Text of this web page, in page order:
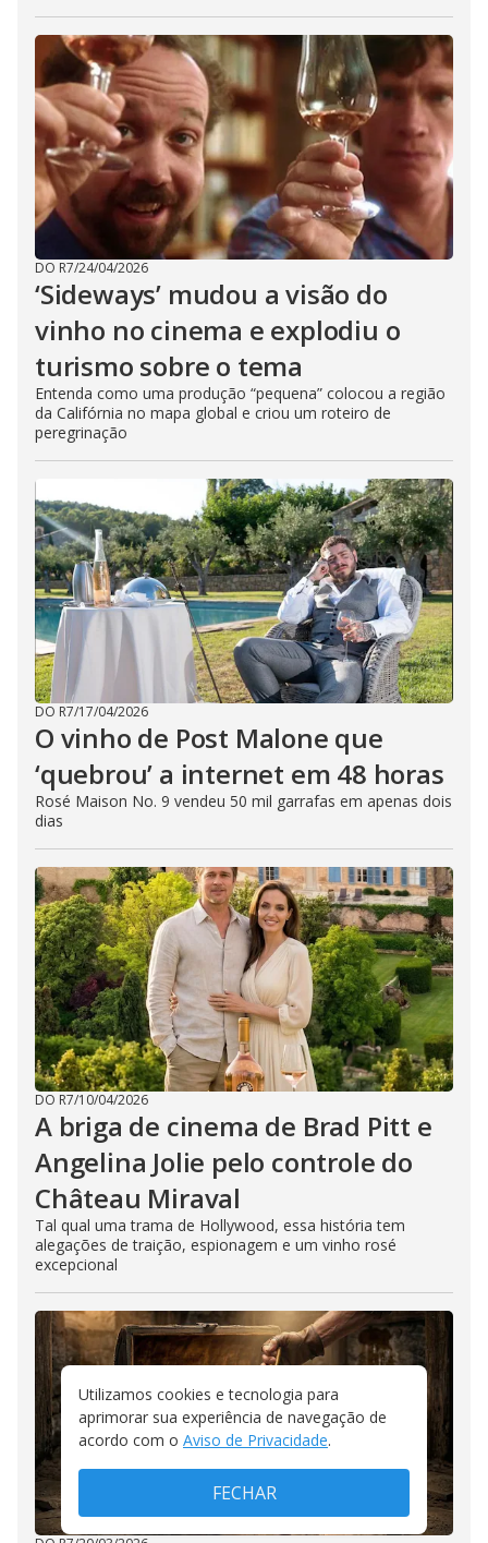
DO R7/24/04/2026
‘Sideways’ mudou a visão do
vinho no cinema e explodiu o
turismo sobre o tema
Entenda como uma produção “pequena” colocou a região
da Califórnia no mapa global e criou um roteiro de
peregrinação
DO R7/17/04/2026
O vinho de Post Malone que
‘quebrou’ a internet em 48 horas
Rosé Maison No. 9 vendeu 50 mil garrafas em apenas dois
dias
DO R7/10/04/2026
A briga de cinema de Brad Pitt e
Angelina Jolie pelo controle do
Château Miraval
Tal qual uma trama de Hollywood, essa história tem
alegações de traição, espionagem e um vinho rosé
excepcional
Utilizamos cookies e tecnologia para
aprimorar sua experiência de navegação de
acordo com o Aviso de Privacidade.
FECHAR